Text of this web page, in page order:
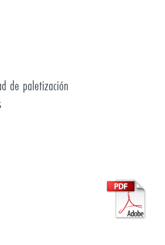
de paletización